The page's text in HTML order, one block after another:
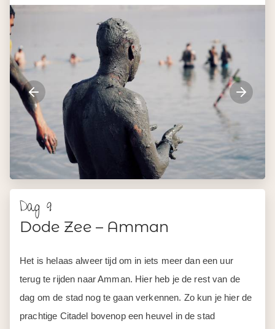
Dag 10
Amman – Amsterdam
Helaas komt er vandaag een einde aan deze heerlijke